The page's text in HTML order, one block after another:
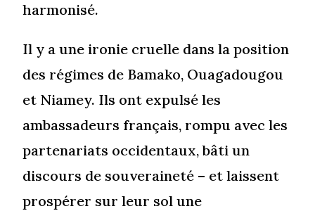
harmonisé.
Il y a une ironie cruelle dans la position
des régimes de Bamako, Ouagadougou
et Niamey. Ils ont expulsé les
ambassadeurs français, rompu avec les
partenariats occidentaux, bâti un
discours de souveraineté – et laissent
prospérer sur leur sol une